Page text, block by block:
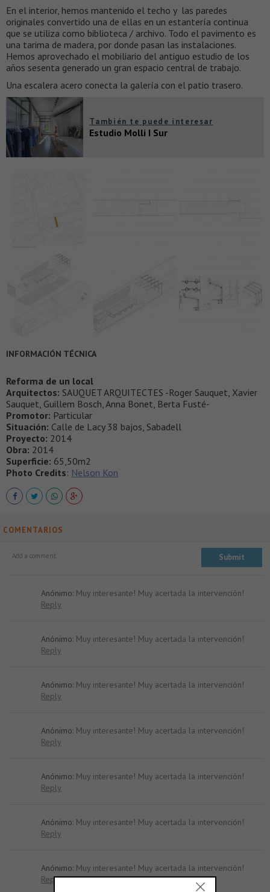
En el interior, hemos mantenido el techo y las paredes
originales convertido una de ellas en un estantería continua
que se utiliza como biblioteca / archivo. Todo el pavimento es
una tarima de madera, por donde pasan las instalaciones.
Hemos aprovechado el mobiliario del antiguo estudio de los
años sesenta generado un gran espacio central de trabajo.
Una escalera acero conecta la galería con el patio trasero.
También te puede interesar
Estudio Molli I Sur
INFORMACIÓN TÉCNICA
Reforma de un local
Arquitectos: SAUQUET ARQUITECTES -Roger Sauquet, Xavier
Sauquet, Guillem Bosch, Anna Bonet, Berta Fusté-
Promotor: Particular
Situación: Calle de Lacy 38 bajos, Sabadell
Proyecto: 2014
Obra: 2014
Superficie: 65,50m2
Photo Credits: Nelson Kon
COMENTARIOS
Anónimo: Muy interesante! Muy acertada la intervención!
Reply
Anónimo: Muy interesante! Muy acertada la intervención!
Reply
Anónimo: Muy interesante! Muy acertada la intervención!
Reply
Anónimo: Muy interesante! Muy acertada la intervención!
Reply
Anónimo: Muy interesante! Muy acertada la intervención!
Reply
Anónimo: Muy interesante! Muy acertada la intervención!
Reply
Anónimo: Muy interesante! Muy acertada la intervención!
Reply